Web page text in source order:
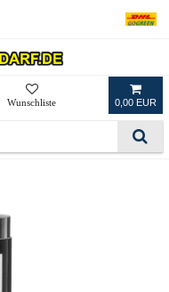
0,00 EUR